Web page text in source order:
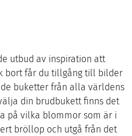
utbud av inspiration att
bort får du tillgång till bilder
buketter från alla världens
din brudbukett finns det
på vilka blommor som är i
bröllop och utgå från det